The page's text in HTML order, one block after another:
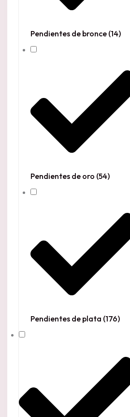
Pendientes de bronce (14)
Pendientes de oro (54)
Pendientes de plata (176)